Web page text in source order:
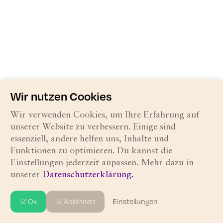
Wir nutzen Cookies
Wir verwenden Cookies, um Ihre Erfahrung auf
unserer Website zu verbessern. Einige sind
essenziell, andere helfen uns, Inhalte und
Funktionen zu optimieren. Du kannst die
Einstellungen jederzeit anpassen. Mehr dazu in
unserer Datenschutzerklärung.
Einstellungen
☒ Ablehnen
☑ Ok